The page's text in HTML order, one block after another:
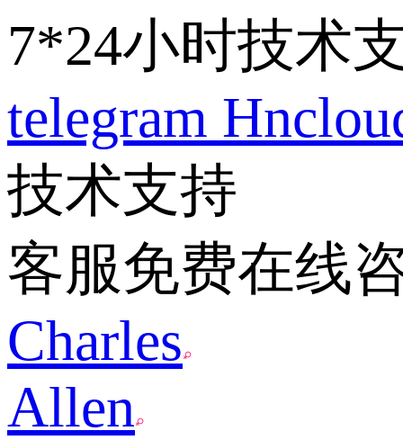
7*24小时技术
telegram
技术支持
客服免费在线
Charles
Allen